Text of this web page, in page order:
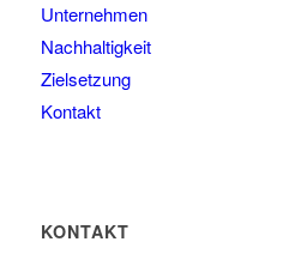
Unternehmen
Nachhaltigkeit
Zielsetzung
Kontakt
KONTAKT